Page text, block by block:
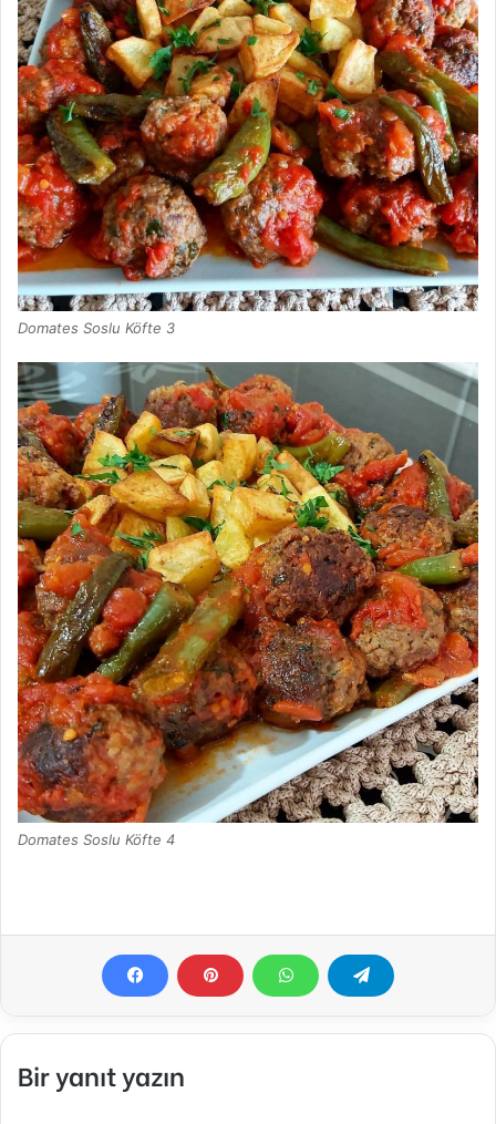
Domates Soslu Köfte 3
Domates Soslu Köfte 4
Bir yanıt yazın